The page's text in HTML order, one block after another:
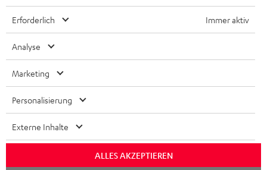
DEINE VORTEILE BEI TEUFEL
TEUFEL STORY
UNSER MANAGEMENT
NACHHALTIGKEIT
UNSERE WERTE
FRANKREICH
SPANIEN
ITALIEN
USA
Fotos abgebildete Zubehör ist nicht im Lieferumfang enthalten. Etwaige
Entsorgungsgebühren für Batterien sind im Preis inbegriffen.
Erforderlich Immer aktiv
Analyse
Marketing
Personalisierung
Externe Inhalte
ALLES AKZEPTIEREN